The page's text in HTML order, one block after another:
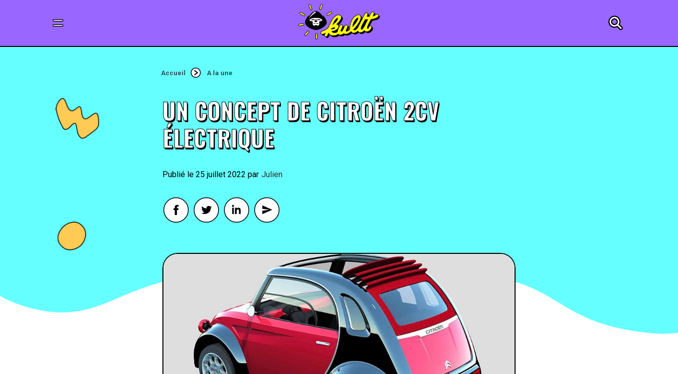
Accueil A la une
UN CONCEPT DE CITROËN 2CV
ÉLECTRIQUE
25 juillet 2022 By Julien